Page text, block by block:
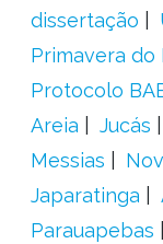
dissertação
Primavera do
Protocolo
Areia
Jucás
Messias
Japaratinga
Parauapebas